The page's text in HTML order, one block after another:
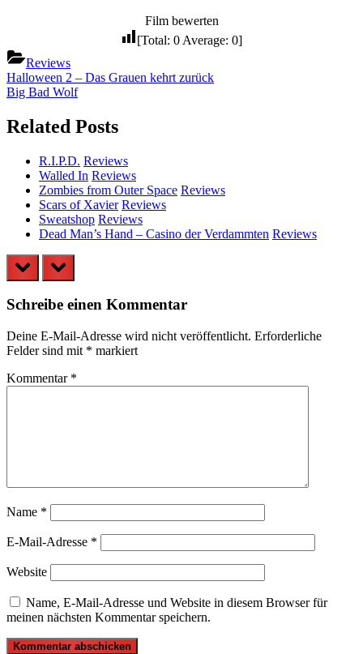
Film bewerten
[Total: 0 Average: 0]
Reviews
Beitragsnavigation
Previous
Post:
Halloween 2 – Das Grauen kehrt zurück
Next
Big Bad Wolf
Related Posts
R.I.P.D. Reviews
Walled In Reviews
Zombies from Outer Space Reviews
Scars of Xavier Reviews
Sweatshop Reviews
Dead Man’s Hand – Casino der Verdammten Reviews
prev next
Schreibe einen Kommentar
Deine E-Mail-Adresse wird nicht veröffentlicht. Erforderliche
Felder sind mit * markiert
Kommentar *
Name *
E-Mail-Adresse *
Website
Name, E-Mail-Adresse und Website in diesem Browser für
meinen nächsten Kommentar speichern.